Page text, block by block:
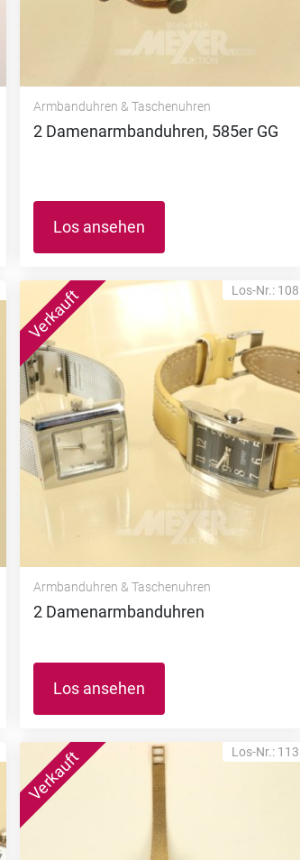
Armbanduhren & Taschenuhren
2 Damenarmbanduhren, 585er GG
Los ansehen
Los-Nr.: 108
Armbanduhren & Taschenuhren
2 Damenarmbanduhren
Los ansehen
Los-Nr.: 113